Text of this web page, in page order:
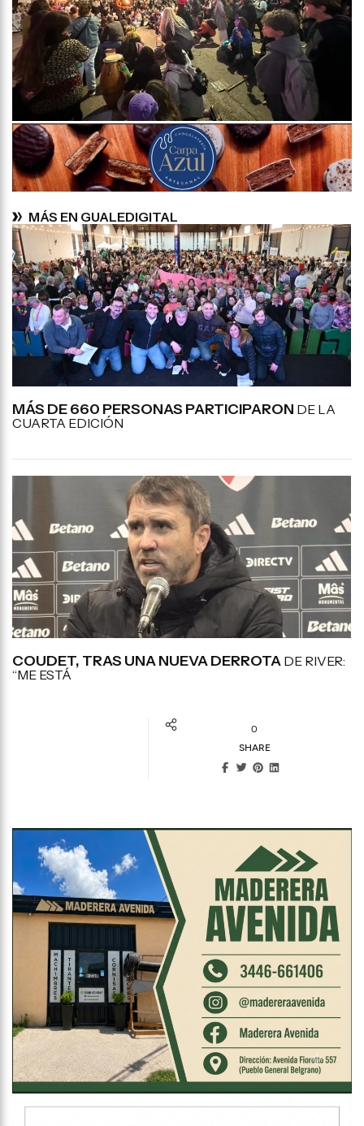
MÁS EN GUALEDIGITAL
MÁS DE 660 PERSONAS PARTICIPARON DE LA
CUARTA EDICIÓN
COUDET, TRAS UNA NUEVA DERROTA DE RIVER:
“ME ESTÁ
0
SHARE